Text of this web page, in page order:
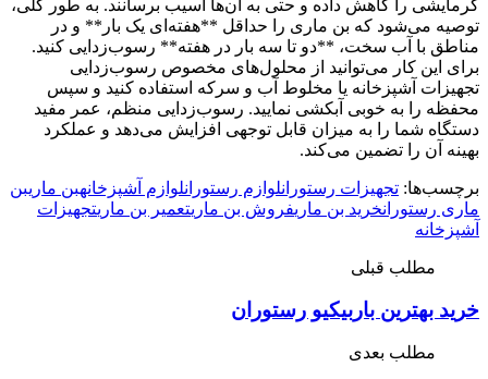
گرمایشی را کاهش داده و حتی به آن‌ها آسیب برسانند. به طور کلی،
توصیه می‌شود که بن ماری را حداقل **هفته‌ای یک بار** و در
مناطق با آب سخت، **دو تا سه بار در هفته** رسوب‌زدایی کنید.
برای این کار می‌توانید از محلول‌های مخصوص رسوب‌زدایی
تجهیزات آشپزخانه یا مخلوط آب و سرکه استفاده کنید و سپس
محفظه را به خوبی آبکشی نمایید. رسوب‌زدایی منظم، عمر مفید
دستگاه شما را به میزان قابل توجهی افزایش می‌دهد و عملکرد
بهینه آن را تضمین می‌کند.
برچسب‌ها: تجهیزات رستورانلوازم رستورانلوازم آشپزخانهبن ماریبن
ماری رستورانخرید بن ماریفروش بن ماریتعمیر بن ماریتجهیزات
آشپزخانه
مطلب قبلی
خرید بهترین باربیکیو رستوران
مطلب بعدی